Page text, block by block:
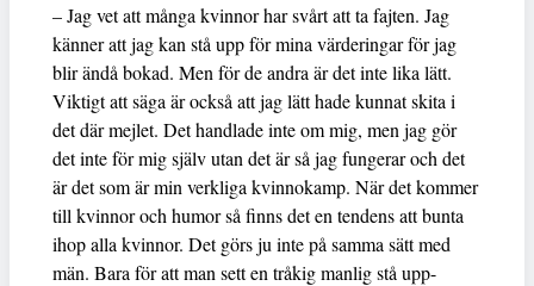
– Jag vet att många kvinnor har svårt att ta fajten. Jag
känner att jag kan stå upp för mina värderingar för jag
blir ändå bokad. Men för de andra är det inte lika lätt.
Viktigt att säga är också att jag lätt hade kunnat skita i
det där mejlet. Det handlade inte om mig, men jag gör
det inte för mig själv utan det är så jag fungerar och det
är det som är min verkliga kvinnokamp. När det kommer
till kvinnor och humor så finns det en tendens att bunta
ihop alla kvinnor. Det görs ju inte på samma sätt med
män. Bara för att man sett en tråkig manlig stå upp-